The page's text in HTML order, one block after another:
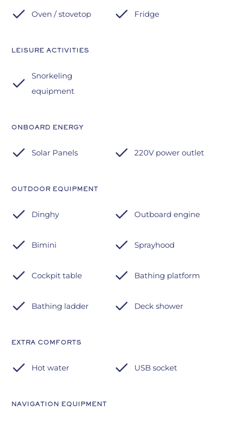
Oven / stovetop Fridge
LEISURE ACTIVITIES
Snorkeling
equipment
ONBOARD ENERGY
Solar Panels 220V power outlet
OUTDOOR EQUIPMENT
Dinghy Outboard engine
Bimini Sprayhood
Cockpit table Bathing platform
Bathing ladder Deck shower
EXTRA COMFORTS
Hot water USB socket
NAVIGATION EQUIPMENT